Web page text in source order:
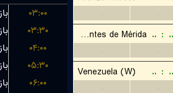
۰۳:۰۰
۰۳:۳۰
۰۴:۰۰
۰۵:۳۰
۰۶:۰۰